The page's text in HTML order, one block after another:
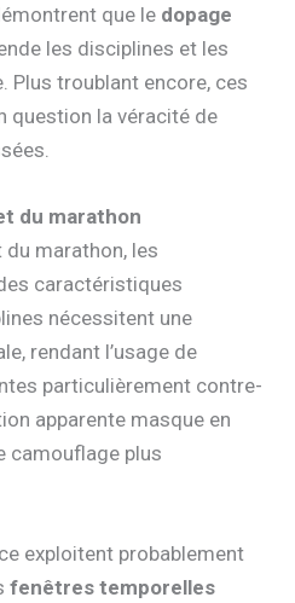
que le dopage
les disciplines et les
Plus troublant encore, ces
question la véracité de
du marathon
du marathon, les
caractéristiques
nécessitent une
rendant l’usage de
particulièrement contre-
apparente masque en
camouflage plus
exploitent probablement
fenêtres temporelles